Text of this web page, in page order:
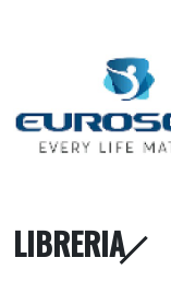
LIBRERIA